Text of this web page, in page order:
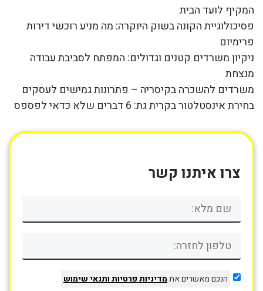
המקיף לועד הבית
פסיכולוגיית הקונה בשוק היוקרה: מה מניע רוכשי דירות
פרימיום
ניקיון משרדים קטנים וגדולים: המפתח לסביבת עבודה
מנצחת
משרדים להשכרה בקיסריה – פתרונות גמישים לעסקים
בחירת אינסטלטור בקרית גת: 6 דברים שלא כדאי לפספס
צרו איתנו קשר
הנכם מאשרים אתמדיניות פרטיותותנאי שימוש